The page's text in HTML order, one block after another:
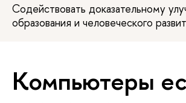
Содействовать доказательному
образования и человеческого
Компьютеры